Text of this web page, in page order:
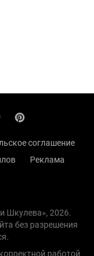
соглашение
Реклама
Шкулева», 2026.
без разрешения
работой